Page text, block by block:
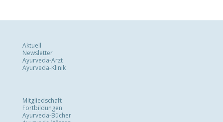
Aktuell
Newsletter
Ayurveda-Arzt
Ayurveda-Klinik
Mitgliedschaft
Fortbildungen
Ayurveda-Bücher